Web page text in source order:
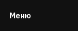
Меню